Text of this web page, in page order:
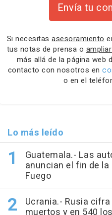
Envía tu
Si necesitas asesoramiento
tus notas de prensa o
más allá de la página web
contacto con nosotros en
o en el
Lo más leído
Guatemala.- Las
anuncian el fin de
Fuego
Ucrania.- Rusia